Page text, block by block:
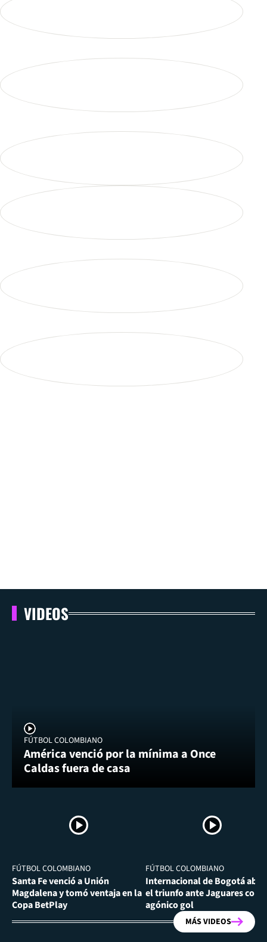
VIDEOS
FÚTBOL COLOMBIANO
América venció por la mínima a Once
Caldas fuera de casa
FÚTBOL COLOMBIANO
Santa Fe venció a Unión
Magdalena y tomó ventaja en la
Copa BetPlay
FÚTBOL COLOMBIANO
Internacional de Bogotá
el triunfo ante Jaguares con
agónico gol
MÁS VIDEOS